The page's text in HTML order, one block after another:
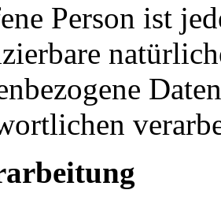
Person ist